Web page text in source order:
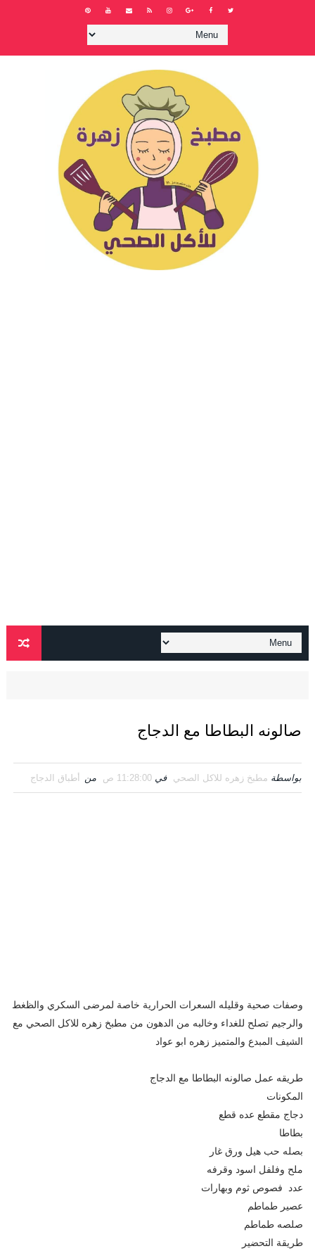
صالونه البطاطا مع الدجاج
بواسطة مطبخ زهره للاكل الصحي في 11:28:00 ص من أطباق الدجاج
وصفات صحية وقليله السعرات الحرارية خاصة لمرضى السكري والظغط
والرجيم تصلح للغداء وخالبه من الدهون من مطبخ زهره للاكل الصحي مع
الشيف المبدع والمتميز زهره ابو عواد
طريقه عمل صالونه البطاطا مع الدجاج
المكونات
دجاج مقطع عده قطع
بطاطا
بصله حب هيل ورق غار
ملح وفلفل اسود وقرفه
عدد فصوص ثوم وبهارات
عصير طماطم
صلصه طماطم
طريقة التحضير